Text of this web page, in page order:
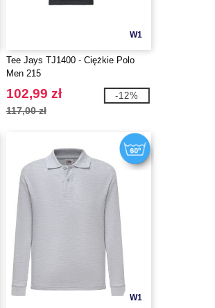
W1
Tee Jays TJ1400 - Ciężkie Polo
Men 215
102,99 zł
117,00 zł
-12%
W1